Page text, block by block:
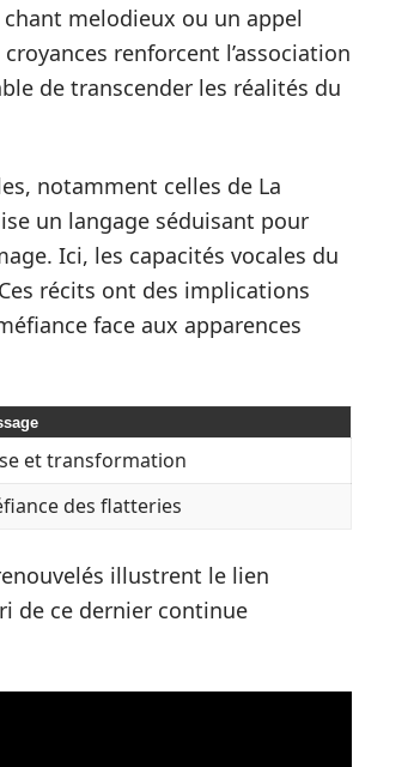
melodieux ou un appel
renforcent l’association
de transcender les réalités du
notamment celles de La
un langage séduisant pour
Ici, les capacités vocales du
récits ont des implications
face aux apparences
et transformation
des flatteries
illustrent le lien
de ce dernier continue